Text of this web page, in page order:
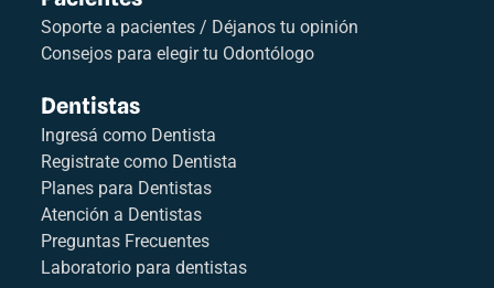
Soporte a pacientes / Déjanos tu opinión
Consejos para elegir tu Odontólogo
Dentistas
Ingresá como Dentista
Registrate como Dentista
Planes para Dentistas
Atención a Dentistas
Preguntas Frecuentes
Laboratorio para dentistas